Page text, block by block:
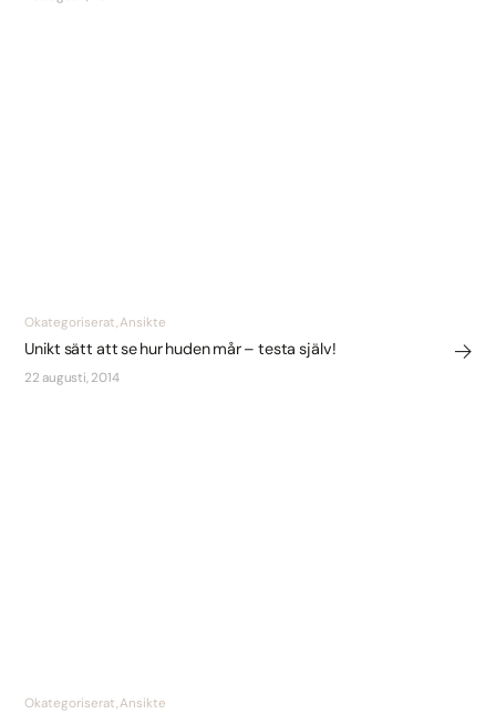
Okategoriserat, Ansikte
Unikt sätt att se hur huden mår – testa själv!
22 augusti, 2014
Okategoriserat, Ansikte